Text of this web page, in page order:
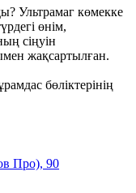
Ультрамаг көмекке
өнім,
сіңуін
жақсартылған.
бөліктерінің
Про), 90